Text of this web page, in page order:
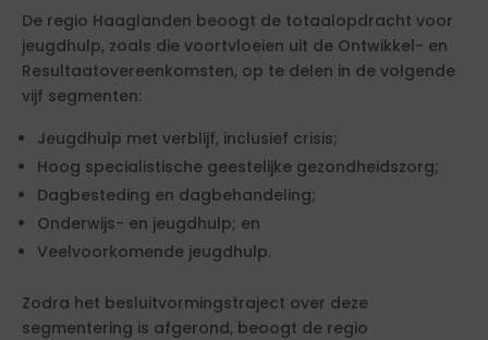
De regio Haaglanden beoogt de totaalopdracht voor
jeugdhulp, zoals die voortvloeien uit de Ontwikkel- en
Resultaatovereenkomsten, op te delen in de volgende
vijf segmenten:
Jeugdhulp met verblijf, inclusief crisis;
Hoog specialistische geestelijke gezondheidszorg;
Dagbesteding en dagbehandeling;
Onderwijs- en jeugdhulp; en
Veelvoorkomende jeugdhulp.
Zodra het besluitvormingstraject over deze
segmentering is afgerond, beoogt de regio